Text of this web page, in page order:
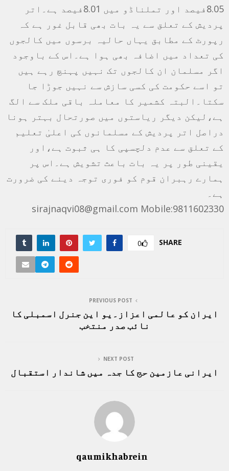
8.05فیصد اور تملناڈو میں 8.01فیصد ہے۔اتر
پردیش کے تعلق سے یہ بات بھی قابل غور ہے کہ
رپورٹ کے مطابق یہاں حالیہ برسوں میں کالجوں
کی تعداد میں اضافہ بھی ہوا ہے۔اس کے باوجود
اگر مسلمان ان کالجوں تک نہیں پہنچ رہے ہیں
تو اسے حکومت کی کسی سازش سے نہیں جوڑا جا
سکتا۔البتہ کشمیر کا معاملہ باقی ملک سے الگ
ہے،لیکن دیگر ریاستوں میں صورتحال بہتر ہونا
دراصل اتر پردیش کے مسلمانوں کی اعلیٰ تعلیم
کے تعلق سے عدم دلچسپی کا ہی ثبوت ہے،اور
یقینی طور پر یہ بات باعث تشویش ہے۔اس پر
ہمارے رہبران قوم کو فوری توجہ دینے کی ضرورت
ہے۔
sirajnaqvi08@gmail.com Mobile:9811602330
SHARE
0
PREVIOUS POST
ایران کو عالمی اعزاز۔یو این جنرل اسمبلی کا
نائب صدر منتخب
NEXT POST
ایرانی عازمین حج کا جدہ میں شاندار استقبال
qaumikhabrein